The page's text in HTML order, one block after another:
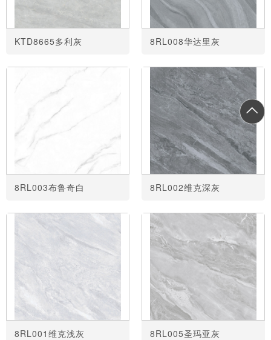
KTD8665多利灰 8RL008华达里灰
8RL003布鲁奇白 8RL002维克深灰
8RL001维克浅灰 8RL005圣玛亚灰